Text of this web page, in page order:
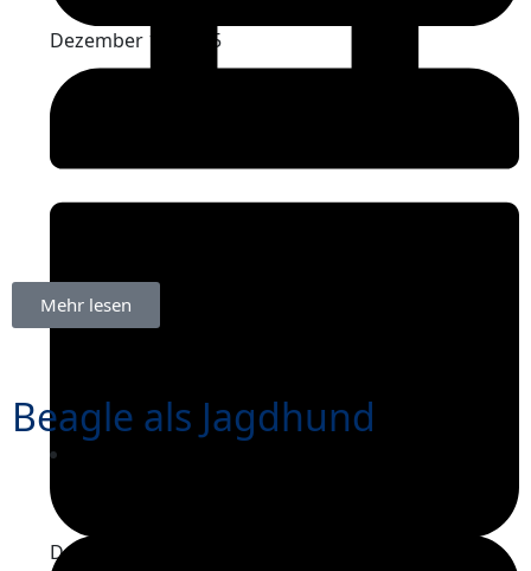
Dezember 17, 2025
Dezember 17, 2025
Mehr lesen
Beagle als Jagdhund